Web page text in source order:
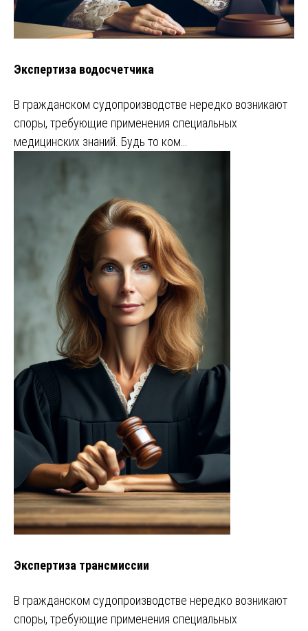
Экспертиза водосчетчика
В гражданском судопроизводстве нередко возникают
споры, требующие применения специальных
медицинских знаний. Будь то ком…
Экспертиза трансмиссии
В гражданском судопроизводстве нередко возникают
споры, требующие применения специальных